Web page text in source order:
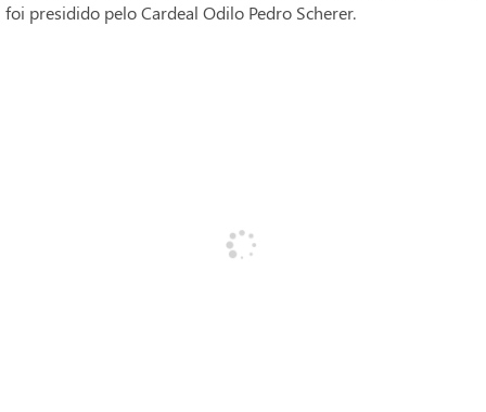
foi presidido pelo Cardeal Odilo Pedro Scherer.